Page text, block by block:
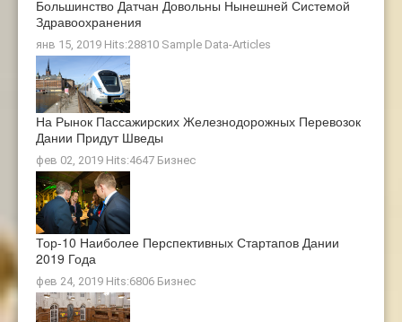
Большинство Датчан Довольны Нынешней Системой
Здравоохранения
янв 15, 2019 Hits:28810 Sample Data-Articles
На Рынок Пассажирских Железнодорожных Перевозок
Дании Придут Шведы
фев 02, 2019 Hits:4647 Бизнес
Тор-10 Наиболее Перспективных Стартапов Дании
2019 Года
фев 24, 2019 Hits:6806 Бизнес